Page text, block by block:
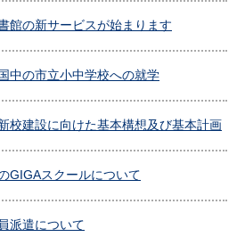
館の新サービスが始まります
中の市立小中学校への就学
校建設に向けた基本構想及び基本計画
GIGAスクールについて
派遣について